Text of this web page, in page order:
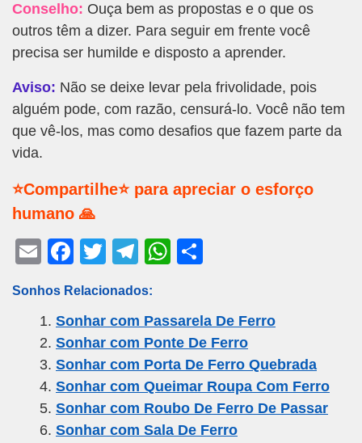
Conselho: Ouça bem as propostas e o que os
outros têm a dizer. Para seguir em frente você
precisa ser humilde e disposto a aprender.
Aviso: Não se deixe levar pela frivolidade, pois
alguém pode, com razão, censurá-lo. Você não tem
que vê-los, mas como desafios que fazem parte da
vida.
⭐Compartilhe⭐ para apreciar o esforço
humano 🙏
E
ail
F
c
e
b
o
o
k
T
tt
er
T
e
gr
a
m
W
s
A
p
p
e
Sonhos Relacionados:
Sonhar com Passarela De Ferro
Sonhar com Ponte De Ferro
Sonhar com Porta De Ferro Quebrada
Sonhar com Queimar Roupa Com Ferro
Sonhar com Roubo De Ferro De Passar
Sonhar com Sala De Ferro